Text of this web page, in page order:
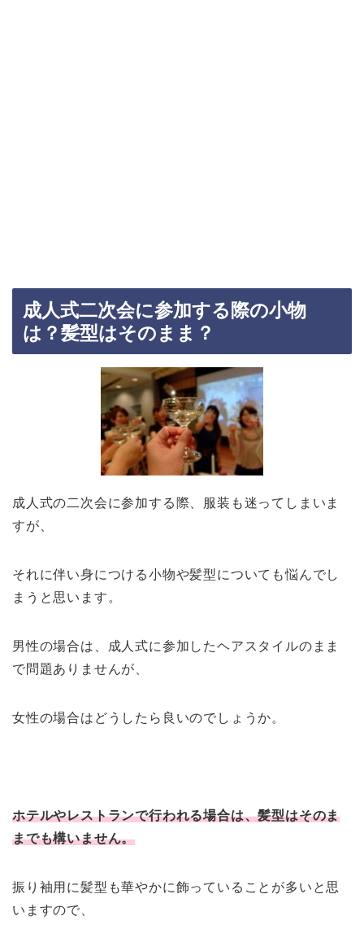
成人式二次会に参加する際の小物
は？髪型はそのまま？
成人式の二次会に参加する際、服装も迷ってしまいま
すが、
それに伴い身につける小物や髪型についても悩んでし
まうと思います。
男性の場合は、成人式に参加したヘアスタイルのまま
で問題ありませんが、
女性の場合はどうしたら良いのでしょうか。
ホテルやレストランで行われる場合は、髪型はそのま
までも構いません。
振り袖用に髪型も華やかに飾っていることが多いと思
いますので、